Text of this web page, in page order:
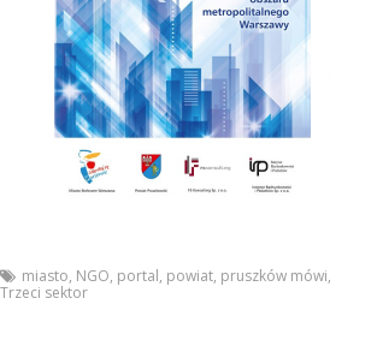
miasto, NGO, portal, powiat, pruszków mówi,
Trzeci sektor